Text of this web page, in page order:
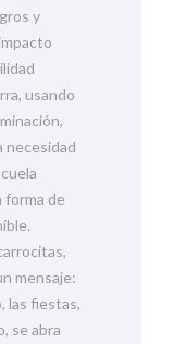
y
usando
necesidad
forma de
mensaje:
las fiestas,
se abra